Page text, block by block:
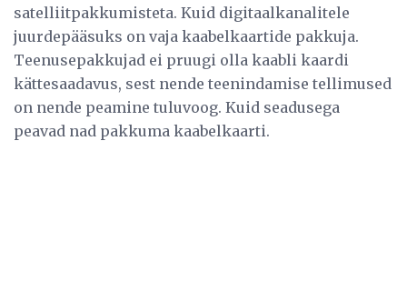
satelliitpakkumisteta. Kuid digitaalkanalitele
juurdepääsuks on vaja kaabelkaartide pakkuja.
Teenusepakkujad ei pruugi olla kaabli kaardi
kättesaadavus, sest nende teenindamise tellimused
on nende peamine tuluvoog. Kuid seadusega
peavad nad pakkuma kaabelkaarti.